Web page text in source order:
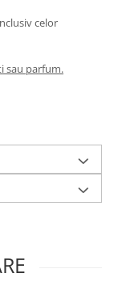
celor
sau parfum.